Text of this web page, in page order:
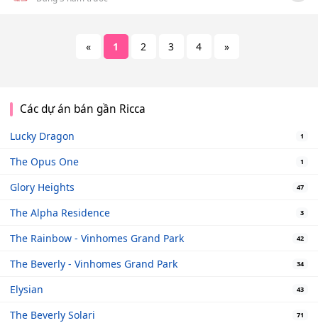
« 1 2 3 4 »
Các dự án bán gần Ricca
Lucky Dragon 1
The Opus One 1
Glory Heights 47
The Alpha Residence 3
The Rainbow - Vinhomes Grand Park 42
The Beverly - Vinhomes Grand Park 34
Elysian 43
The Beverly Solari 71